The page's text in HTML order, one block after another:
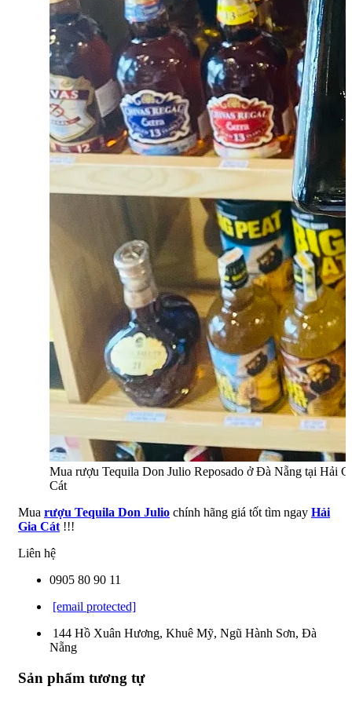
Mua rượu Tequila Don Julio Reposado ở Đà Nẵng tại Hải
Cát
Mua rượu Tequila Don Julio chính hãng giá tốt tìm ngay Hải
Gia Cát !!!
Liên hệ
0905 80 90 11
[email protected]
144 Hồ Xuân Hương, Khuê Mỹ, Ngũ Hành Sơn, Đà
Nẵng
Sản phẩm tương tự